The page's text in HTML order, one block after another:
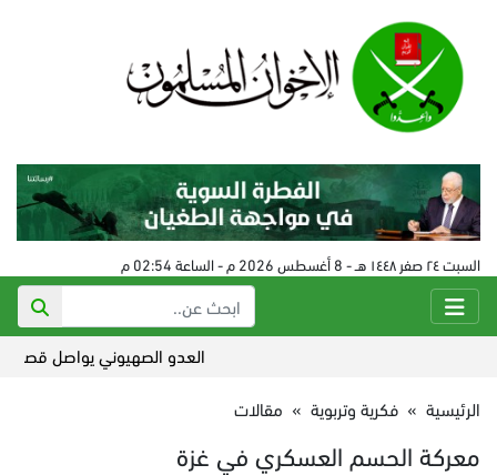
السبت ٢٤ صفر ١٤٤٨ هـ - 8 أغسطس 2026 م - الساعة 02:54 م
العدو الصهيوني يواصل قصف
الرئيسية » فكرية وتربوية » مقالات
معركة الحسم العسكري في غزة